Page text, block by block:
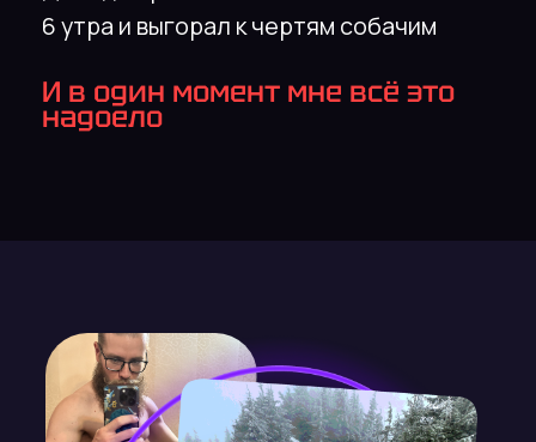
В спорте— 6 бронз, 2 серебра, 1 золото
В отношениях— стали ещё крепче,
выросли как команда и как пара.
независимость.
В удовольствии
— стал получать ещё
больше удовольствия от жизни.
В масштабе— нашёл свою роль и миссию